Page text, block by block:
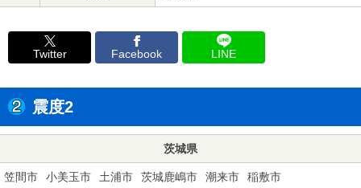
Twitter Facebook LINE
震度2
茨城県
笠間市 小美玉市 土浦市 茨城鹿嶋市 潮来市
稲敷市